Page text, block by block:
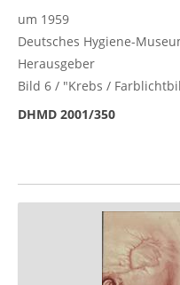
um 1959
Deutsches Hygiene-
Herausgeber
Bild 6 / "Krebs /
DHMD 2001/350